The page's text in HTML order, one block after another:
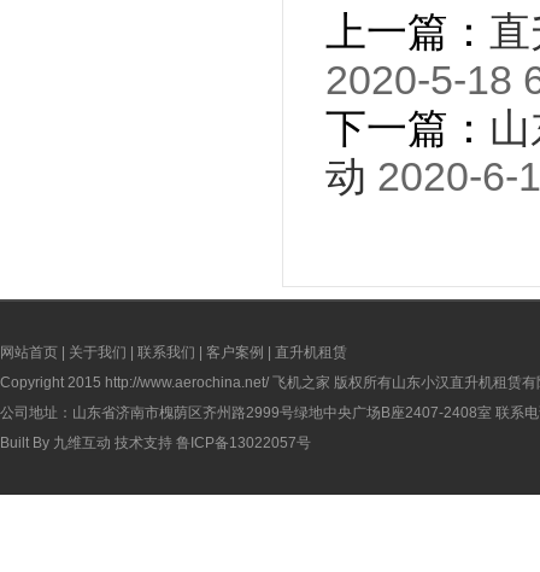
上一篇：
2020-5-18
下一篇：
动 2020-6-
网站首页 关于我们 联系我们 客户案例
直升机租赁
Copyright 2015 http://www.aerochina.net/ 飞机之家 版权所有山东小汉直升机租赁有
公司地址：山东省济南市槐荫区齐州路2999号绿地中央广场B座2407-2408室 联系
Built By 九维互动 技术支持 鲁ICP备13022057号